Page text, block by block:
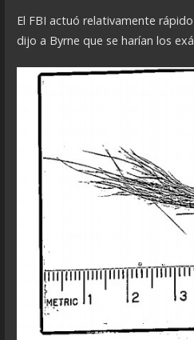
El FBI actuó relativamente
dijo a Byrne que se harían los